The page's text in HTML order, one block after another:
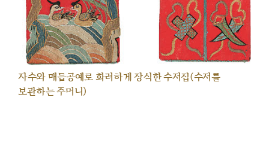
자수와 매듭공예로 화려하게 장식한 수저집(수저를
보관하는 주머니)